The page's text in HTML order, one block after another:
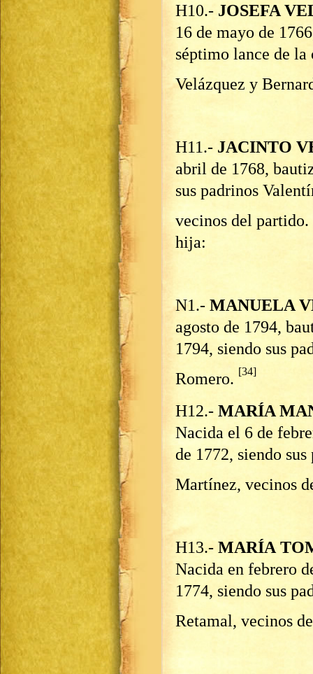
H10.- JOSEFA
16 de mayo de
séptimo lance de
Velázquez y
H11.- JACINTO
abril de 1768,
sus padrinos
vecinos del partido.
hija:
N1.- MANUELA
agosto de 1794,
1794, siendo sus
Romero. [34]
H12.- MARÍA
Nacida el 6 de
de 1772, siendo
Martínez, vecinos
H13.- MARÍA
Nacida en febrero
1774, siendo sus
Retamal, vecinos